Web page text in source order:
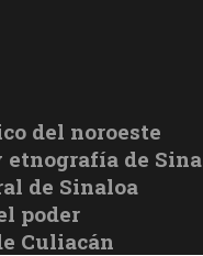
del noroeste
de
de Sinaloa
poder
Culiacán